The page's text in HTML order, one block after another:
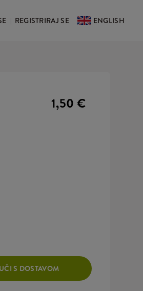
REGISTRIRAJ SE ENGLISH
1,50 €
S DOSTAVOM